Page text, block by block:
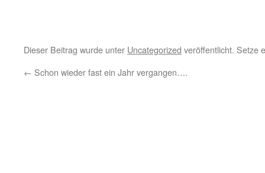
Dieser Beitrag wurde unter Uncategorized veröffentlicht. Setze
← Schon wieder fast ein Jahr vergangen….